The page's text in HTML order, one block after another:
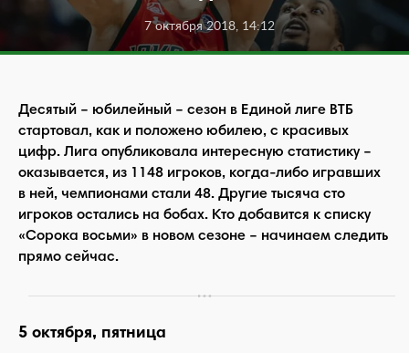
7 октября 2018, 14:12
Десятый – юбилейный – сезон в Единой лиге ВТБ
стартовал, как и положено юбилею, с красивых
цифр. Лига опубликовала интересную статистику –
оказывается, из 1148 игроков, когда-либо игравших
в ней, чемпионами стали 48. Другие тысяча сто
игроков остались на бобах. Кто добавится к списку
«Сорока восьми» в новом сезоне – начинаем следить
прямо сейчас.
5 октября, пятница